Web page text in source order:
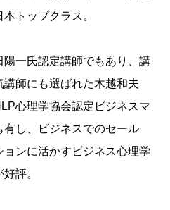
トップクラス。
一氏認定講師でもあり、講
師にも選ばれた木越和夫
心理学協会認定ビジネスマ
し、ビジネスでのセール
ンに活かすビジネス心理学
評。